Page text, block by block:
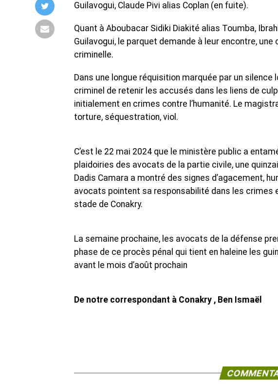
Guilavogui, Claude Pivi alias Coplan (en fuite).
Quant à Aboubacar Sidiki Diakité alias Toumba,
Guilavogui, le parquet demande à leur encontre,
criminelle.
Dans une longue réquisition marquée par un silence
criminel de retenir les accusés dans les liens de
initialement en crimes contre l’humanité. Le
torture, séquestration, viol.
C’est le 22 mai 2024 que le ministère public a
plaidoiries des avocats de la partie civile, une
Dadis Camara a montré des signes d’agacement,
avocats pointent sa responsabilité dans les crimes
stade de Conakry.
La semaine prochaine, les avocats de la défense
phase de ce procès pénal qui tient en haleine les
avant le mois d’août prochain
De notre correspondant à Conakry , Ben Ismaël